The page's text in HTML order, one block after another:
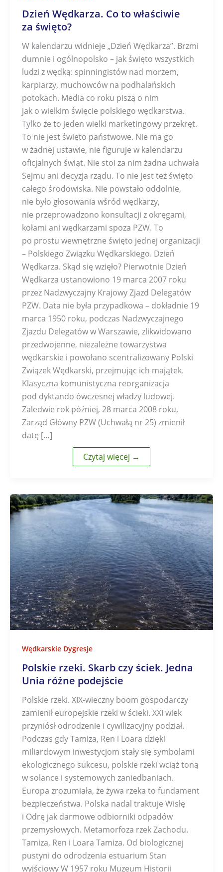
Dzień Wędkarza. Co to właściwie
za święto?
W kalendarzu widnieje „Dzień Wędkarza”. Brzmi
dumnie i ogólnopolsko – jak święto wszystkich
ludzi z wędką: spinningistów nad morzem,
karpiarzy, muchowców na podhalańskich
potokach. Media co roku piszą o nim
jak o wielkim święcie polskiego wędkarstwa.
Tylko że to jeden wielki marketingowy przekręt.
To nie jest święto państwowe. Nie ma go
w żadnej ustawie, nie figuruje w kalendarzu
oficjalnych świąt. Nie stoi za nim żadna uchwała
Sejmu ani decyzja rządu. To nie jest też święto
całego środowiska. Nie powstało oddolnie,
nie było głosowania wśród wędkarzy,
nie przeprowadzono konsultacji z okręgami,
kołami ani wędkarzami spoza PZW. To
po prostu wewnętrzne święto jednej organizacji
– Polskiego Związku Wędkarskiego. Dzień
Wędkarza. Skąd się wzięło? Pierwotnie Dzień
Wędkarza ustanowiono 19 marca 2007 roku
przez Nadzwyczajny Krajowy Zjazd Delegatów
PZW. Data nie była przypadkowa – dokładnie 19
marca 1950 roku, podczas Nadzwyczajnego
Zjazdu Delegatów w Warszawie, zlikwidowano
przedwojenne, niezależne towarzystwa
wędkarskie i powołano scentralizowany Polski
Związek Wędkarski, przejmując ich majątek.
Klasyczna komunistyczna reorganizacja
pod dyktando ówczesnej władzy ludowej.
Zaledwie rok później, 28 marca 2008 roku,
Zarząd Główny PZW (Uchwałą nr 25) zmienił
datę […]
Czytaj więcej →
Wędkarskie Dygresje
Polskie rzeki. Skarb czy ściek. Jedna
Unia różne podejście
Polskie rzeki. XIX-wieczny boom gospodarczy
zamienił europejskie rzeki w ścieki. XXI wiek
przyniósł odrodzenie i cywilizacyjny podział.
Podczas gdy Tamiza, Ren i Loara dzięki
miliardowym inwestycjom stały się symbolami
ekologicznego sukcesu, polskie rzeki wciąż toną
w solance i systemowych zaniedbaniach.
Europa zrozumiała, że żywa rzeka to fundament
bezpieczeństwa. Polska nadal traktuje Wisłę
i Odrę jak darmowe odbiorniki odpadów
przemysłowych. Metamorfoza rzek Zachodu.
Tamiza, Ren i Loara Tamiza. Od biologicznej
pustyni do odrodzenia estuarium Stan
wyjściowy W 1957 roku Muzeum Historii